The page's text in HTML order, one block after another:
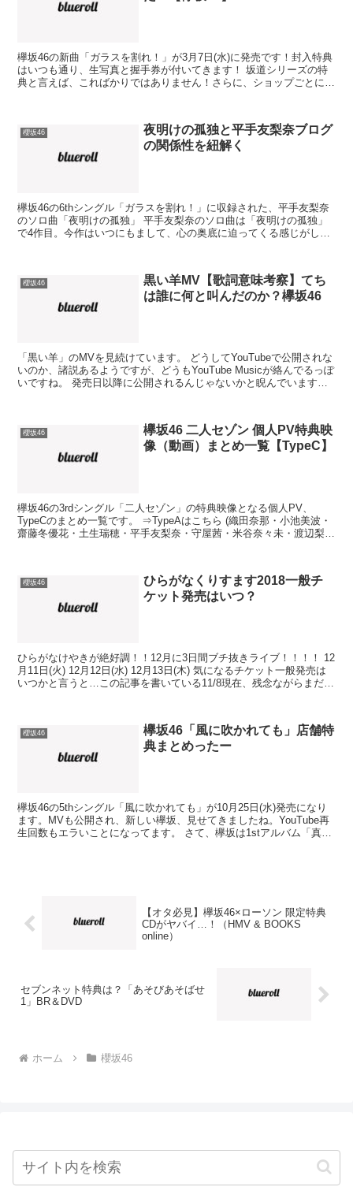
欅坂46の新曲「ガラスを割れ！」が3月7日(水)に発売です！封入特典
はいつも通り、生写真と握手券が付いてきます！ 坂道シリーズの特
典と言えば、こればかりではありません！さらに、ショップごとに付
櫻坂46
夜明けの孤独と平手友梨奈ブログ
の関係性を紐解く
欅坂46の6thシングル「ガラスを割れ！」に収録された、平手友梨奈
のソロ曲「夜明けの孤独」 平手友梨奈のソロ曲は「夜明けの孤独」
で4作目。今作はいつにもまして、心の奥底に迫ってくる感じがしま
櫻坂46
黒い羊MV【歌詞意味考察】てち
は誰に何と叫んだのか？欅坂46
「黒い羊」のMVを見続けています。 どうしてYouTubeで公開されな
いのか、諸説あるようですが、どうもYouTube Musicが絡んでるっぽ
いですね。 発売日以降に公開されるんじゃないかと睨んでいます
櫻坂46
欅坂46 二人セゾン 個人PV特典映
像（動画）まとめ一覧【TypeC】
欅坂46の3rdシングル「二人セゾン」の特典映像となる個人PV、
TypeCのまとめ一覧です。 ⇒TypeAはこちら (織田奈那・小池美波・
齋藤冬優花・土生瑞穂・平手友梨奈・守屋茜・米谷奈々未・渡辺梨
櫻坂46
ひらがなくりすます2018一般チ
ケット発売はいつ？
ひらがなけやきが絶好調！！12月に3日間ブチ抜きライブ！！！！ 12
月11日(火) 12月12日(水) 12月13日(木) 気になるチケット一般発売は
いつかと言うと…この記事を書いている11/8現在、残念ながらまだ発
櫻坂46
欅坂46「風に吹かれても」店舗特
典まとめったー
欅坂46の5thシングル「風に吹かれても」が10月25日(水)発売になり
ます。MVも公開され、新しい欅坂、見せてきましたね。YouTube再
生回数もエラいことになってます。 さて、欅坂は1stアルバム「真っ
【オタ必見】欅坂46×ローソン 限定特典
CDがヤバイ…！（HMV & BOOKS
online）
セブンネット特典は？「あそびあそばせ
1」BR＆DVD
ホーム 櫻坂46